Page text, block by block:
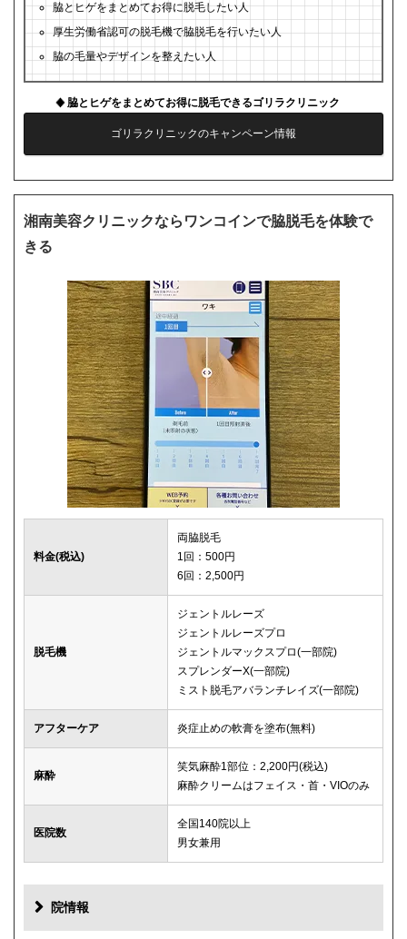
脇とヒゲをまとめてお得に脱毛したい人
厚生労働省認可の脱毛機で脇脱毛を行いたい人
脇の毛量やデザインを整えたい人
脇とヒゲをまとめてお得に脱毛できるゴリラクリニック
ゴリラクリニックのキャンペーン情報
湘南美容クリニックならワンコインで脇脱毛を体験で
きる
料金(税込)
両脇脱毛
1回：500円
6回：2,500円
脱毛機
ジェントルレーズ
ジェントルレーズプロ
ジェントルマックスプロ(一部院)
スプレンダーX(一部院)
ミスト脱毛アバランチレイズ(一部院)
アフターケア 炎症止めの軟膏を塗布(無料)
麻酔
笑気麻酔1部位：2,200円(税込)
麻酔クリームはフェイス・首・VIOのみ
医院数
全国140院以上
男女兼用
院情報